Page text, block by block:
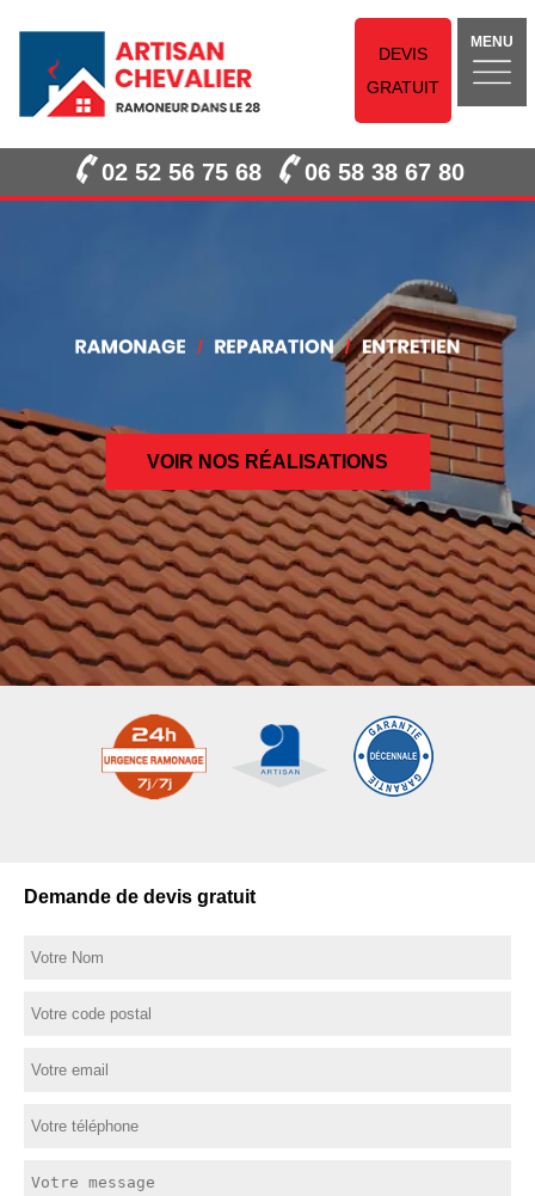
DEVIS
GRATUIT
MENU
02 52 56 75 68 06 58 38 67 80
VOIR NOS RÉALISATIONS
Demande de devis gratuit